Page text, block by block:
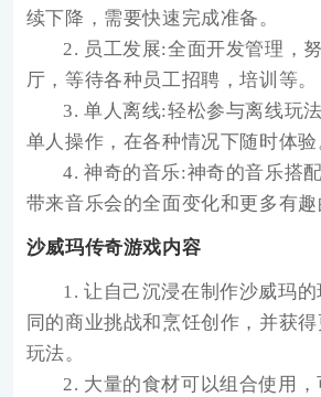
续下降，需要快速完成准备。
2. 员工发展:全面开发管理，
厅，等待各种员工招聘，培训等。
3. 单人离线:轻松参与离线玩
单人操作，在各种情况下随时体验
4. 神奇的音乐:神奇的音乐搭
带来音乐会的全面变化和更多有趣
沙威玛传奇游戏内容
1. 让自己沉浸在制作沙威玛
同的商业挑战和烹饪创作，并获
玩法。
2. 大量的食材可以组合使用